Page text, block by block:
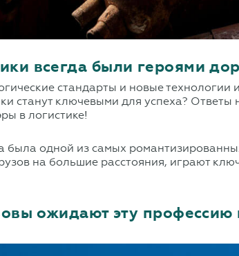
всегда были героями
стандарты и новые
станут ключевыми для успеха?
в логистике!
была одной из самых
на большие расстояния, играют
ожидают эту